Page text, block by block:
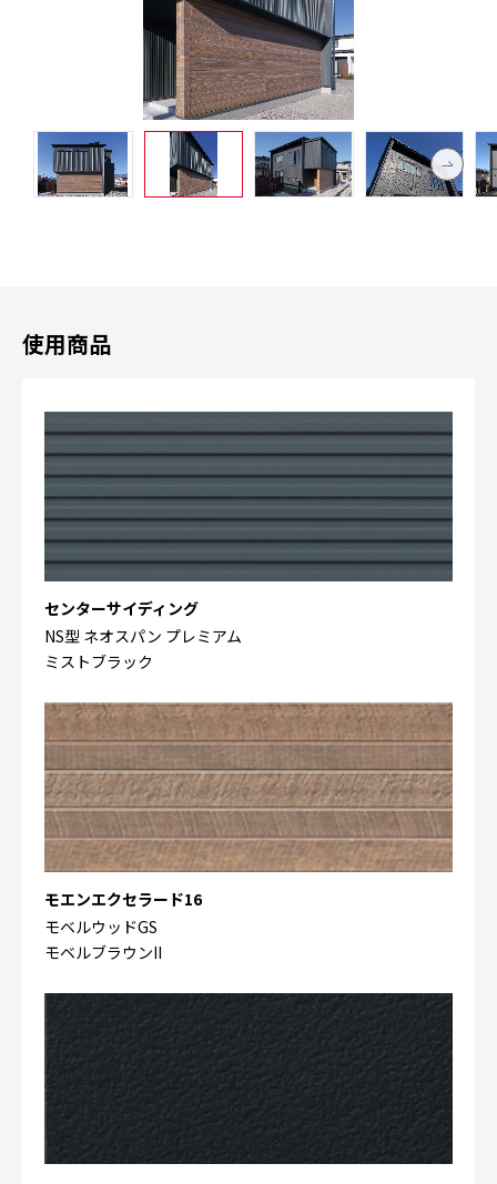
使用商品
センターサイディング
NS型 ネオスパン プレミアム
ミストブラック
モエンエクセラード16
モベルウッドGS
モベルブラウンII